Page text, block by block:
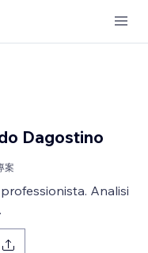
Dagostino
案
Analisi